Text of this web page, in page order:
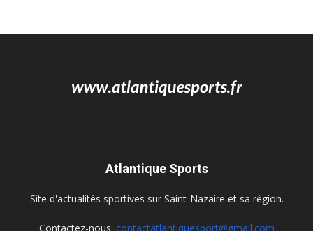
Atlantique Sports
Site d'actualités sportives sur Saint-Nazaire et sa région.
Contactez-nous: contactatlantiquesport@gmail.com